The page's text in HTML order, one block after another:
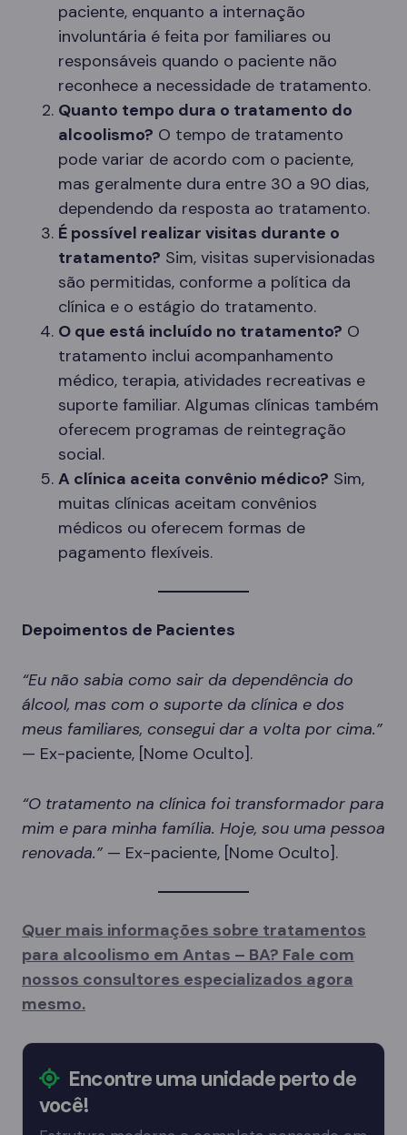
paciente, enquanto a internação
involuntária é feita por familiares ou
responsáveis quando o paciente não
reconhece a necessidade de tratamento.
Quanto tempo dura o tratamento do
alcoolismo? O tempo de tratamento
pode variar de acordo com o paciente,
mas geralmente dura entre 30 a 90 dias,
dependendo da resposta ao tratamento.
É possível realizar visitas durante o
tratamento? Sim, visitas supervisionadas
são permitidas, conforme a política da
clínica e o estágio do tratamento.
O que está incluído no tratamento? O
tratamento inclui acompanhamento
médico, terapia, atividades recreativas e
suporte familiar. Algumas clínicas também
oferecem programas de reintegração
social.
A clínica aceita convênio médico? Sim,
muitas clínicas aceitam convênios
médicos ou oferecem formas de
pagamento flexíveis.
Depoimentos de Pacientes
“Eu não sabia como sair da dependência do
álcool, mas com o suporte da clínica e dos
meus familiares, consegui dar a volta por cima.”
— Ex-paciente, [Nome Oculto].
“O tratamento na clínica foi transformador para
mim e para minha família. Hoje, sou uma pessoa
renovada.” — Ex-paciente, [Nome Oculto].
Quer mais informações sobre tratamentos
para alcoolismo em Antas – BA? Fale com
nossos consultores especializados agora
mesmo.
Encontre uma unidade perto de
você!